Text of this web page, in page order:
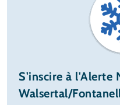
S'inscire à l'Alerte
Walsertal/